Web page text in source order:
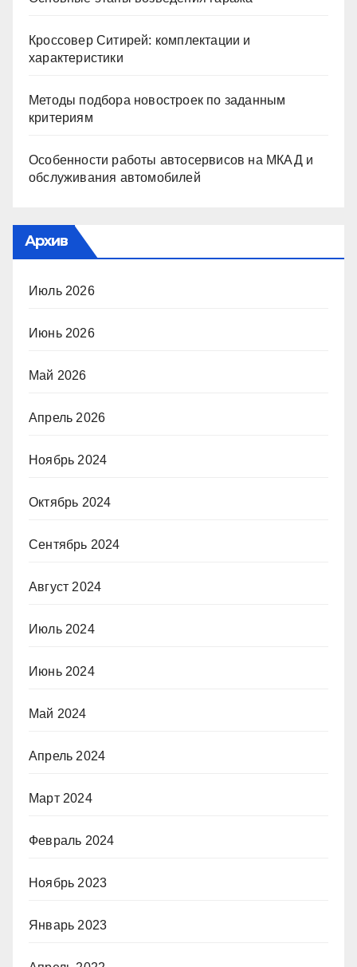
Кроссовер Ситирей: комплектации и
характеристики
Методы подбора новостроек по заданным
критериям
Особенности работы автосервисов на МКАД и
обслуживания автомобилей
Архив
Июль 2026
Июнь 2026
Май 2026
Апрель 2026
Ноябрь 2024
Октябрь 2024
Сентябрь 2024
Август 2024
Июль 2024
Июнь 2024
Май 2024
Апрель 2024
Март 2024
Февраль 2024
Ноябрь 2023
Январь 2023